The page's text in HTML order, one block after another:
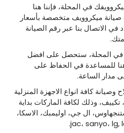
في المحلة، فإننا هنا
ميكروويف متخصصة بأسعار
في الاتصال بنا عبر رقم الصيانة
في المحلة، ستحصل على افضل
للمساعدة في الحفاظ على
مدار الساعة.
كافة انواع الاجهزة المنزلية
وذلك لكافة الماركات بداية
ال جي، اوليمبك، الاسكا،